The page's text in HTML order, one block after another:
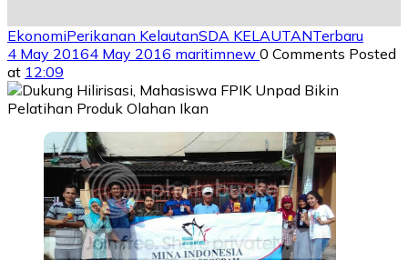
EkonomiPerikanan KelautanSDA KELAUTANTerbaru
4 May 20164 May 2016 maritimnew 0 Comments Posted
at 12:09